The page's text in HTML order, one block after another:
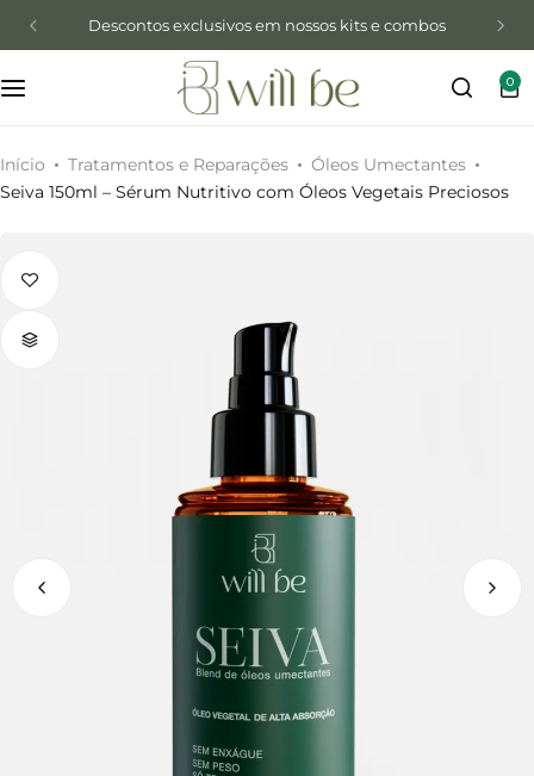
Descontos exclusivos em nossos kits e combos
0
Início Tratamentos e Reparações
Óleos Umectantes
Seiva 150ml – Sérum Nutritivo com Óleos Vegetais Preciosos